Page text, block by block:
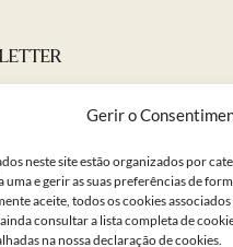
Gerir o
neste site estão organizados por
uma e gerir as suas preferências de
aceite, todos os cookies
consultar a lista completa de
na nossa declaração de cookies.